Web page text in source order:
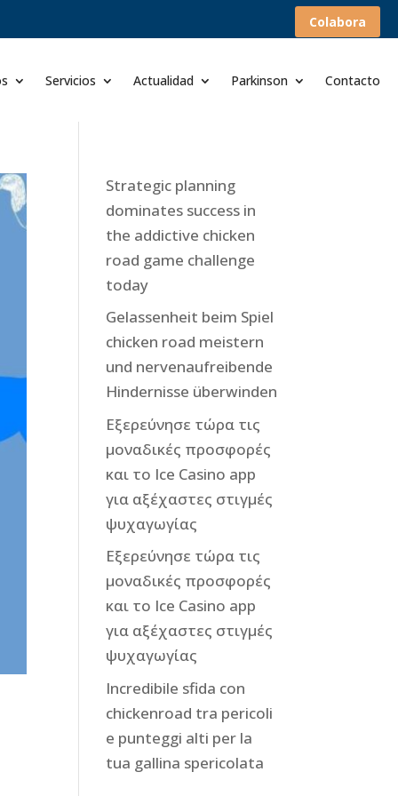
Colabora
Servicios Actualidad Parkinson Contacto
Strategic planning
dominates success in
the addictive chicken
road game challenge
today
Gelassenheit beim Spiel
chicken road meistern
und nervenaufreibende
Hindernisse überwinden
Εξερεύνησε τώρα τις
μοναδικές προσφορές
και το Ice Casino app
για αξέχαστες στιγμές
ψυχαγωγίας
Εξερεύνησε τώρα τις
μοναδικές προσφορές
και το Ice Casino app
για αξέχαστες στιγμές
ψυχαγωγίας
Incredibile sfida con
chickenroad tra pericoli
e punteggi alti per la
tua gallina spericolata